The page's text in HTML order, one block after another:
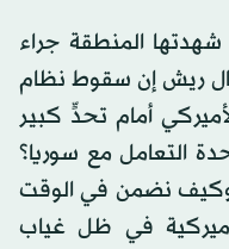
شهدتها المنطقة جراء
قال ريش إن سقوط نظام
أمام تحدٍّ كبير
التعامل مع سوريا؟
وكيف نضمن في الوقت
في ظل غياب